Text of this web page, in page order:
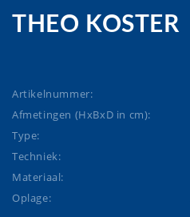
THEO KOSTER
Artikelnummer:
Afmetingen (HxBxD in cm):
Type:
Techniek:
Materiaal:
Oplage: